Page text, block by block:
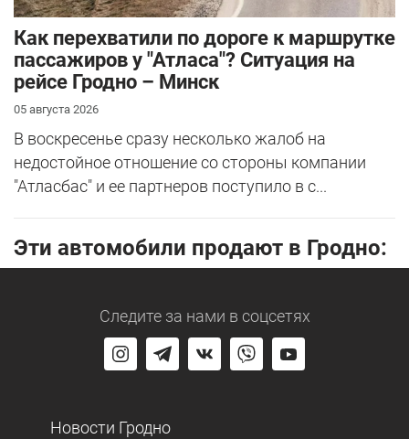
Как перехватили по дороге к маршрутке
пассажиров у "Атласа"? Ситуация на
рейсе Гродно – Минск
05 августа 2026
В воскресенье сразу несколько жалоб на
недостойное отношение со стороны компании
"Атласбас" и ее партнеров поступило в с...
Эти автомобили продают в Гродно:
Следите за нами в соцсетях
Новости Гродно